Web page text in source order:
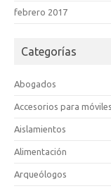
febrero 2017
Categorías
Abogados
Accesorios para móviles
Aislamientos
Alimentación
Arqueólogos